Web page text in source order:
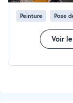
Peinture Pose
Voir